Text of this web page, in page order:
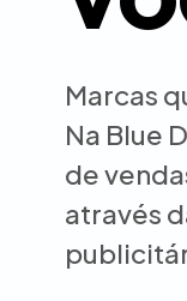
Marcas
Na Blue
de
através